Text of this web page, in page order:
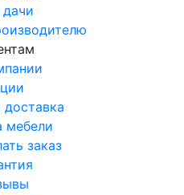
доставка
мебели
заказ